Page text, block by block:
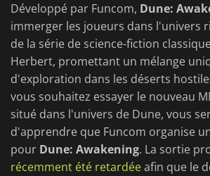
Développé par Funcom, Dune:
immerger les joueurs dans l'univers
de la série de science-fiction
Herbert, promettant un mélange
d'exploration dans les déserts
vous souhaitez essayer le nouveau
situé dans l'univers de Dune, vous
d'apprendre que Funcom organise
pour Dune: Awakening. La sortie
récemment été retardéeafin que le